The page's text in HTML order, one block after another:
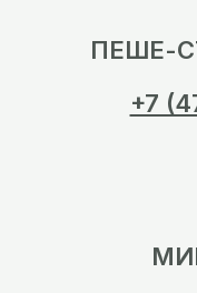
ПЕШЕ-
+7